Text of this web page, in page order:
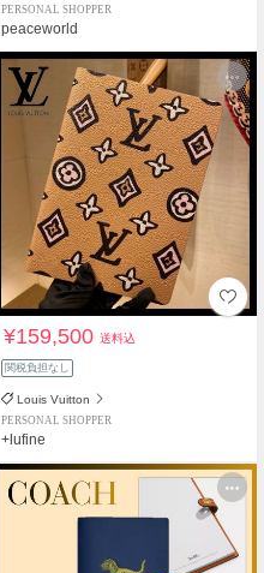
PERSONAL SHOPPER
peaceworld
¥159,500送料込
関税負担なし
Louis Vuitton
PERSONAL SHOPPER
+lufine